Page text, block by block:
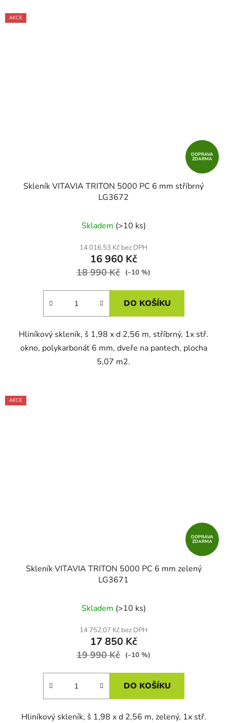
AKCE
DOPRAVA
ZDARMA
Skleník VITAVIA TRITON 5000 PC 6 mm stříbrný
LG3672
Skladem (>10 ks)
14 016,53 Kč bez DPH
16 960 Kč
18 990 Kč (–10 %)
DO KOŠÍKU
Hliníkový skleník, š 1,98 x d 2,56 m, stříbrný, 1x stř.
okno, polykarbonát 6 mm, dveře na pantech, plocha
5,07 m2.
AKCE
DOPRAVA
ZDARMA
Skleník VITAVIA TRITON 5000 PC 6 mm zelený
LG3671
Skladem (>10 ks)
14 752,07 Kč bez DPH
17 850 Kč
19 990 Kč (–10 %)
DO KOŠÍKU
Hliníkový skleník, š 1,98 x d 2,56 m, zelený, 1x stř.